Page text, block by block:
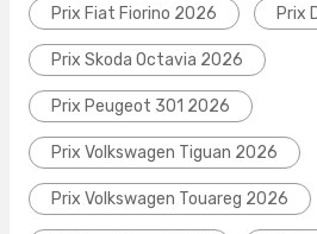
Prix Fiat Fiorino 2026 Prix
Prix Skoda Octavia 2026
Prix Peugeot 301 2026
Prix Volkswagen Tiguan 2026
Prix Volkswagen Touareg 2026